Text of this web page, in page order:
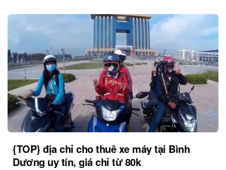
{TOP} địa chỉ cho thuê xe máy tại Bình
Dương uy tín, giá chỉ từ 80k